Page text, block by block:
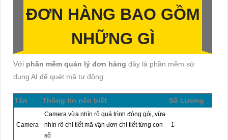
ĐƠN HÀNG BAO GỒM
NHỮNG GÌ
Với phần mềm quản lý đơn hàng đây là phần mềm sử
dụng AI để quét mã tự động.
Tên Thông tin nên biết Số Lượng
Camera
Camera vừa nhìn rõ quá trình đóng gói, vừa
nhìn rõ chi tiết mã vận đơn chi tiết từng con
số
1